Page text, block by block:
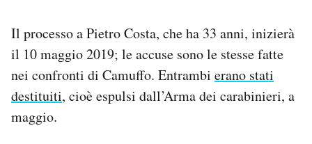
Il processo a Pietro Costa, che ha 33 anni, inizierà
il 10 maggio 2019; le accuse sono le stesse fatte
nei confronti di Camuffo. Entrambi erano stati
destituiti, cioè espulsi dall’Arma dei carabinieri, a
maggio.